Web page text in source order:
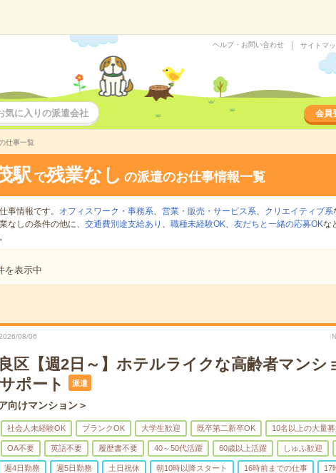
ヘルプ・お問い合わせ サイトマ
気に入りの派遣会社 会員
仕事一覧
駅 で残業なし の派遣のお仕事情報一覧
事情報です。 オフィスワーク・事務系、 営業・販売・サービス系、 クリエイティブ系
なしの条件の他に、 交通費別途支給あり 、 職種未経験OK、 友だちと一緒の応募OKな
を表示中
08/06
区【週2日～】ホテルライクな高齢者マンシ
ポート
派遣
向けマンション＞
社会人未経験OK ブランクOK 大学生歓迎 既卒第二新卒OK 10名以上の大量
OA不要 英語不要 履歴書不要 40～50代活躍 60歳以上活躍 しゅふ歓迎
週4日勤務 週5日勤務 土日祝休 朝10時以降スタート 16時前までの仕事 17